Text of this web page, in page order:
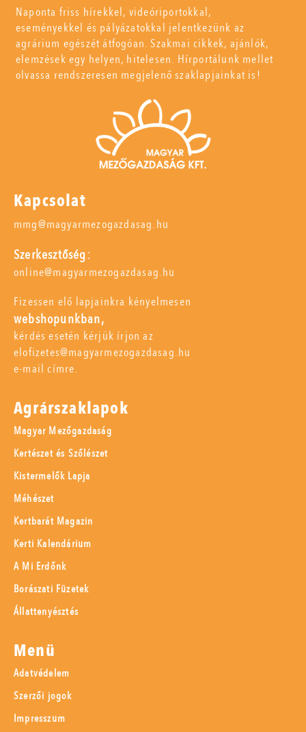
Naponta friss hírekkel, videóriportokkal,
eseményekkel és pályázatokkal jelentkezünk az
agrárium egészét átfogóan. Szakmai cikkek, ajánlók,
elemzések egy helyen, hitelesen. Hírportálunk mellet
olvassa rendszeresen megjelenő szaklapjainkat is!
Kapcsolat
mmg@magyarmezogazdasag.hu
Szerkesztőség:
online@magyarmezogazdasag.hu
Fizessen elő lapjainkra kényelmesen
webshopunkban,
kérdés esetén kérjük írjon az
elofizetes@magyarmezogazdasag.hu
e-mail címre.
Agrárszaklapok
Magyar Mezőgazdaság
Kertészet és Szőlészet
Kistermelők Lapja
Méhészet
Kertbarát Magazin
Kerti Kalendárium
A Mi Erdőnk
Borászati Füzetek
Állattenyésztés
Menü
Adatvédelem
Szerzői jogok
Impresszum